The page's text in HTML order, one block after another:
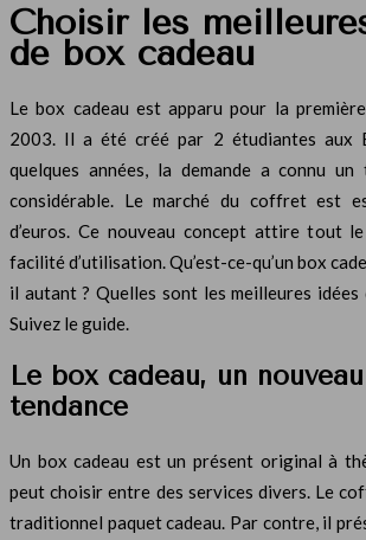
Choisir les
de box cadeau
Le box cadeau est apparu pour la
2003. Il a été créé par 2 étudiantes aux
quelques années, la demande a connu
considérable. Le marché du coffret est
d’euros. Ce nouveau concept attire tout
facilité d’utilisation. Qu’est-ce-qu’un box
il autant ? Quelles sont les meilleures
Suivez le guide.
Le box cadeau, un
tendance
Un box cadeau est un présent original à
peut choisir entre des services divers. Le
traditionnel paquet cadeau. Par contre, il